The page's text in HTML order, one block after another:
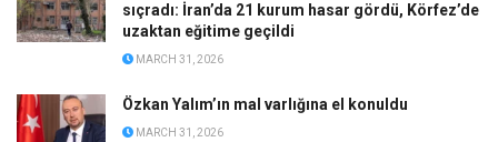
sıçradı: İran’da 21 kurum hasar gördü, Körfez’de
uzaktan eğitime geçildi
MARCH 31, 2026
Özkan Yalım’ın mal varlığına el konuldu
MARCH 31, 2026